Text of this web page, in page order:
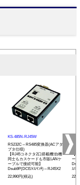
KS-485N-RJ45W
RS232C⇔RS485変換器(ACアダ
プタ仕様)
【RJ45コネクタ2口搭載機!自機
同士もカスケードも市販LANケ
ーブルで接続可能】
Dsub9P(DCE/ﾒｽ/ｲﾝﾁ)⇔RJ45X2
22,990円(税込)
【
ー
ｽ/ﾐﾘ)